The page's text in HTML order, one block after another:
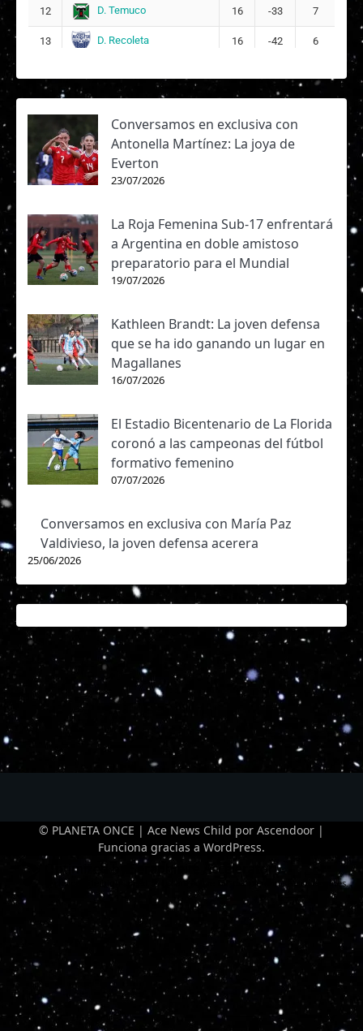
12 D. Temuco 16 -33 7
13 D. Recoleta 16 -42 6
Conversamos en exclusiva con
Antonella Martínez: La joya de
Everton
23/07/2026
La Roja Femenina Sub-17 enfrentará
a Argentina en doble amistoso
preparatorio para el Mundial
19/07/2026
Kathleen Brandt: La joven defensa
que se ha ido ganando un lugar en
Magallanes
16/07/2026
El Estadio Bicentenario de La Florida
coronó a las campeonas del fútbol
formativo femenino
07/07/2026
Conversamos en exclusiva con María Paz
Valdivieso, la joven defensa acerera
25/06/2026
© PLANETA ONCE | Ace News Child por Ascendoor |
Funciona gracias a WordPress.
Optimized by Seraphinite Accelerator
Turns on site high speed to be attractive for people and search engines.